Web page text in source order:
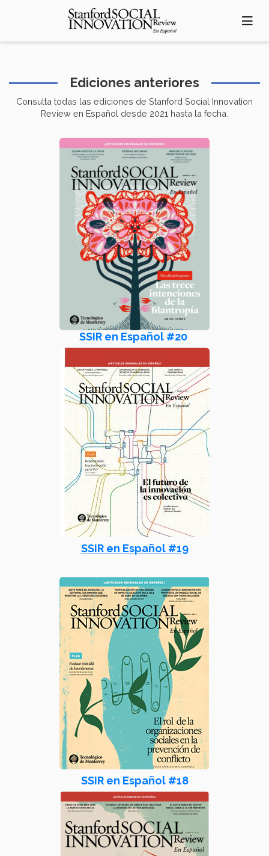
principal
Ediciones anteriores
Consulta todas las ediciones de Stanford Social Innovation
Review en Español desde 2021 hasta la fecha.
SSIR en Español #20
SSIR en Español #19
SSIR en Español #18